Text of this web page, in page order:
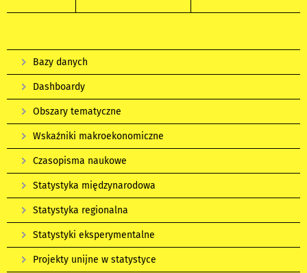
Bazy danych
Dashboardy
Obszary tematyczne
Wskaźniki makroekonomiczne
Czasopisma naukowe
Statystyka międzynarodowa
Statystyka regionalna
Statystyki eksperymentalne
Projekty unijne w statystyce